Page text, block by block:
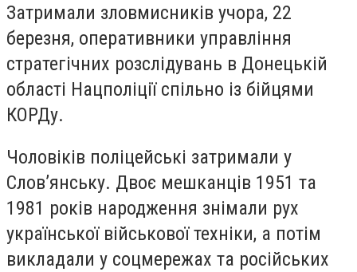
Затримали зловмисників учора, 22
березня, оперативники управління
стратегічних розслідувань в Донецькій
області Нацполіції спільно із бійцями
КОРДу.
Чоловіків поліцейські затримали у
Слов’янську. Двоє мешканців 1951 та
1981 років народження знімали рух
української військової техніки, а потім
викладали у соцмережах та російських